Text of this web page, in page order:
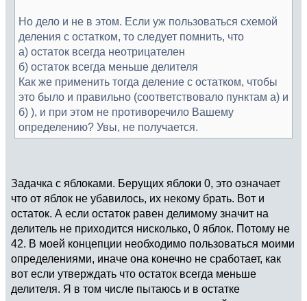
Но дело и не в этом. Если уж пользоваться схемой
деления с остатком, то следует помнить, что
а) остаток всегда неотрицателен
б) остаток всегда меньше делителя
Как же применить тогда деление с остатком, чтобы
это было и правильно (соответствовало пунктам а) и
б) ), и при этом не противоречило Вашему
определению? Увы, не получается.
Задачка с яблоками. Берущих яблоки 0, это означает
что от яблок не убавилось, их некому брать. Вот и
остаток. А если остаток равен делимому значит на
делитель не приходится нисколько, 0 яблок. Потому не
42. В моей концепции необходимо пользоваться моими
определениями, иначе она конечно не сработает, как
вот если утверждать что остаток всегда меньше
делителя. Я в том числе пытаюсь и в остатке